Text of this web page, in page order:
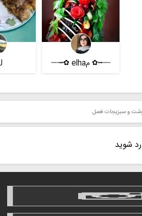
┄┄┅✿ مelha ✿┅┄┄
و سبزیجات فصل
شوید